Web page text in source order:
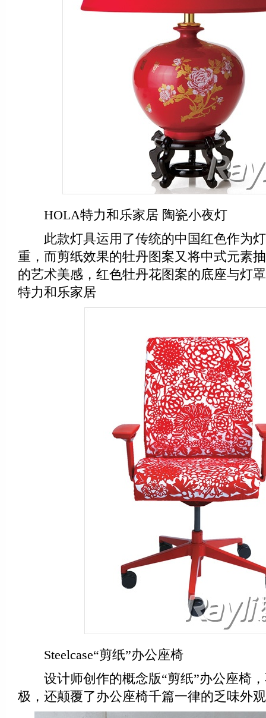
HOLA特力和乐家居 陶瓷小夜灯
此款灯具运用了传统的中国红色作为灯
重，而剪纸效果的牡丹图案又将中式元素
的艺术美感，红色牡丹花图案的底座与灯
特力和乐家居
Steelcase“剪纸”办公座椅
设计师创作的概念版“剪纸”办公座椅，
极，还颠覆了办公座椅千篇一律的乏味外观